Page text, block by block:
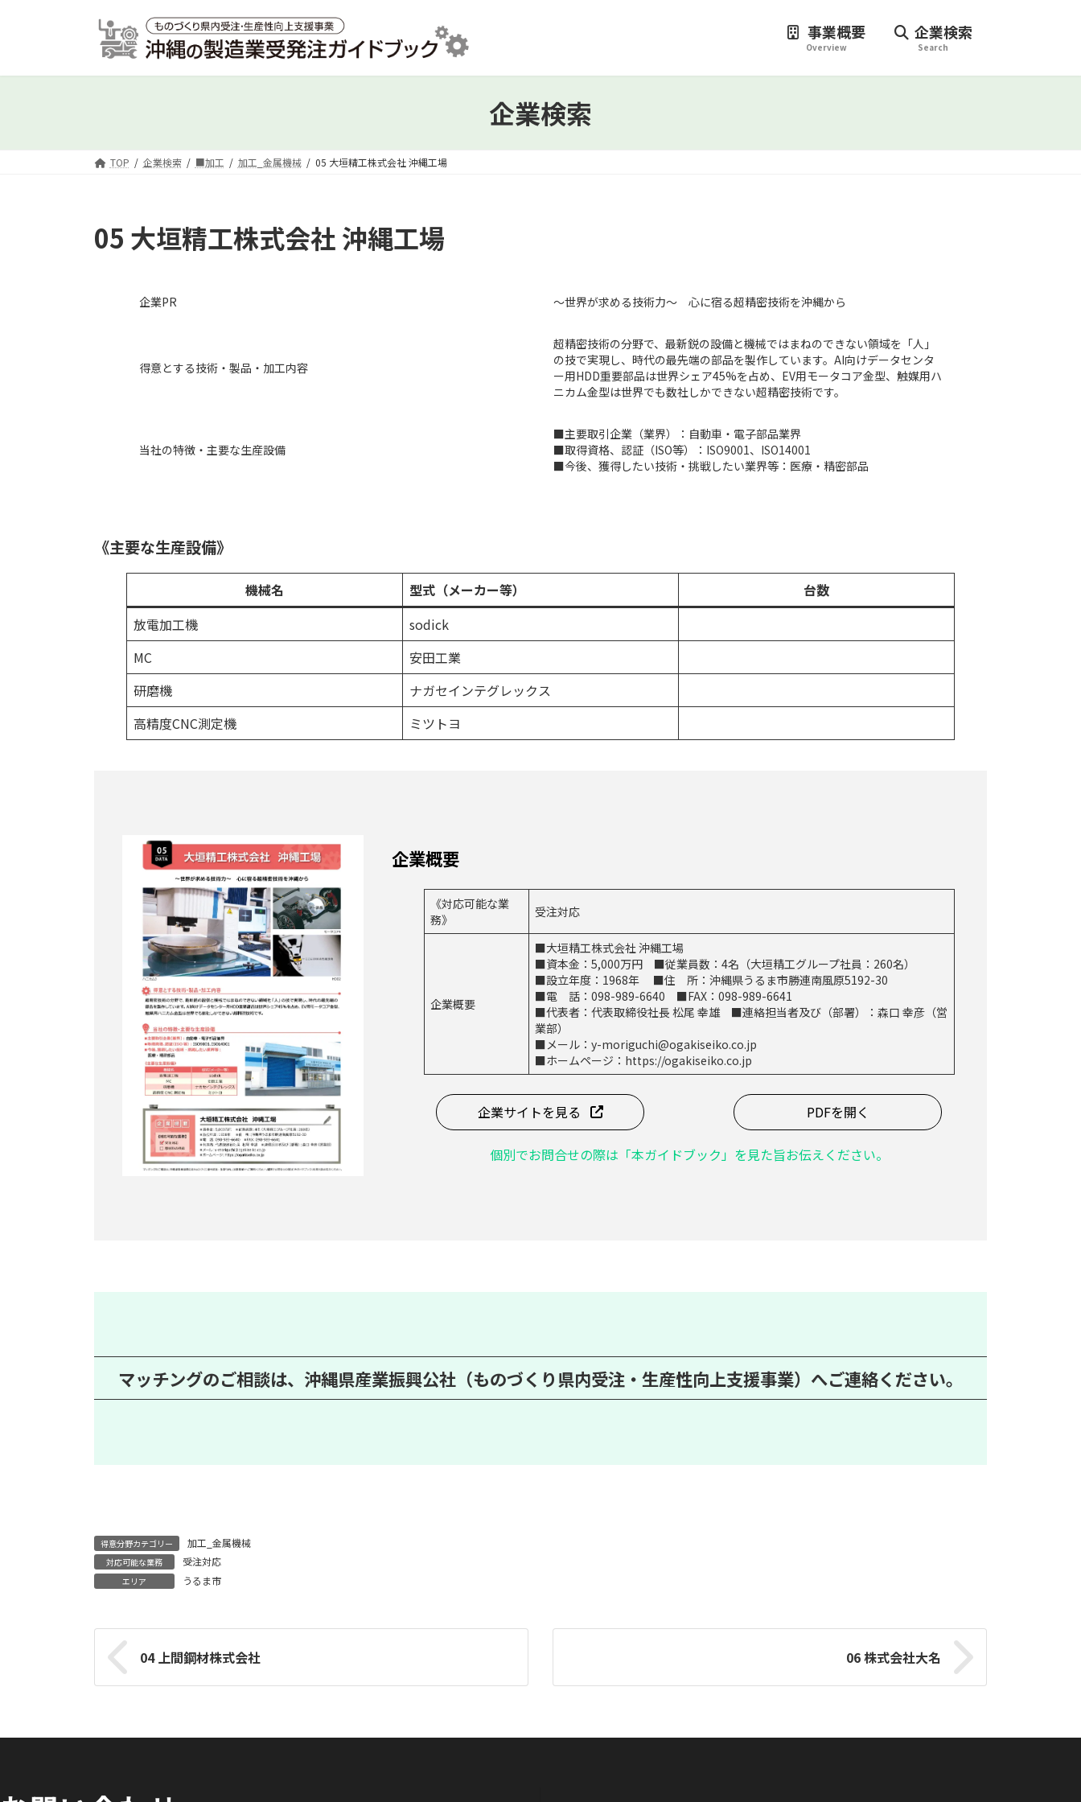
事業概要
Overview
企業検索
Search
企業検索
TOP 企業検索 ■加工 加工_金属機械 05 大垣精工株式会社 沖縄工場
05 大垣精工株式会社 沖縄工場
企業PR ～世界が求める技術力～ 心に宿る超精密技術を沖縄から
得意とする技術・製品・加工内容
超精密技術の分野で、最新鋭の設備と機械ではまねのできない領域を「人」
の技で実現し、時代の最先端の部品を製作しています。AI向けデータセンタ
ー用HDD重要部品は世界シェア45%を占め、EV用モータコア金型、触媒用ハ
ニカム金型は世界でも数社しかできない超精密技術です。
当社の特徴・主要な生産設備
■主要取引企業（業界）：自動車・電子部品業界
■取得資格、認証（ISO等）：ISO9001、ISO14001
■今後、獲得したい技術・挑戦したい業界等：医療・精密部品
《主要な生産設備》
機械名 型式（メーカー等）
台数
放電加工機
sodick
MC
安田工業
研磨機
ナガセインテグレックス
高精度CNC測定機
ミツトヨ
企業概要
《対応可能な業
務》
受注対応
企業概要
■大垣精工株式会社 沖縄工場
■資本金：5,000万円 ■従業員数：4名（大垣精工グループ社員：260名）
■設立年度：1968年 ■住 所：沖縄県うるま市勝連南風原5192-30
■電 話：098-989-6640 ■FAX：098-989-6641
■代表者：代表取締役社長 松尾 幸雄 ■連絡担当者及び（部署）：森口 幸彦（営
業部）
■メール：y-moriguchi@ogakiseiko.co.jp
■ホームページ：https://ogakiseiko.co.jp
企業サイトを見る PDFを開く
個別でお問合せの際は「本ガイドブック」を見た旨お伝えください。
マッチングのご相談は、沖縄県産業振興公社（ものづくり県内受注・生産性向上支援事業）へご連絡ください。
得意分野カテゴリー 加工_金属機械
対応可能な業務 受注対応
エリア うるま市
04 上間鋼材株式会社 06 株式会社大名